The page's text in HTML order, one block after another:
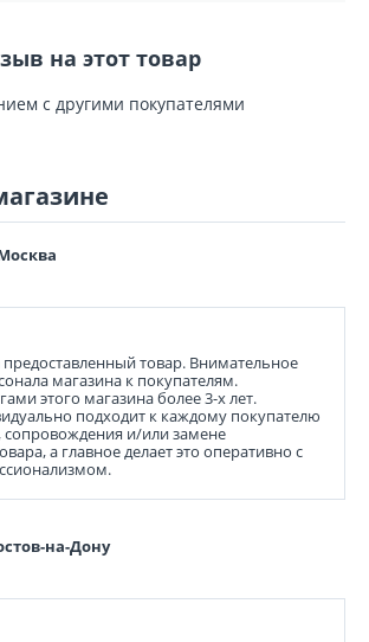
на этот товар
с другими покупателями
товар. Внимательное
магазина к покупателям.
этого магазина более 3-х лет.
подходит к каждому покупателю
сопровождения и/или замене
а главное делает это оперативно с
на-Дону